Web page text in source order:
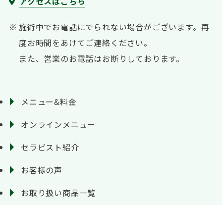
施術中でお電話にでられない場合がございます。 再
度お時間をあけてご連絡ください。
また、営業のお電話はお断りしております。
メニュー&料金
オンラインメニュー
セラピスト紹介
お客様の声
お取り扱い商品一覧